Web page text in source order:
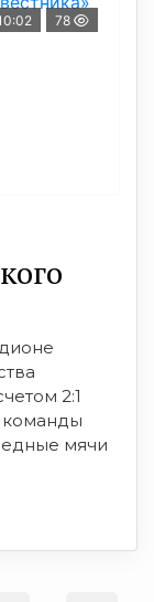
78
2:1
команды
мячи